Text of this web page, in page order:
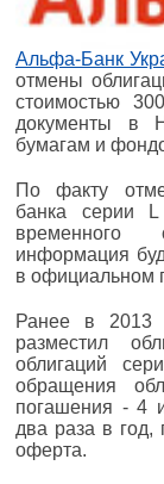
Альфа-Банк
отмены
стоимостью
документы в
бумагам и
По факту
банка серии L
временного
информация
в официальном
Ранее в 2013
разместил
облигаций
обращения
погашения - 4
два раза в год,
оферта.